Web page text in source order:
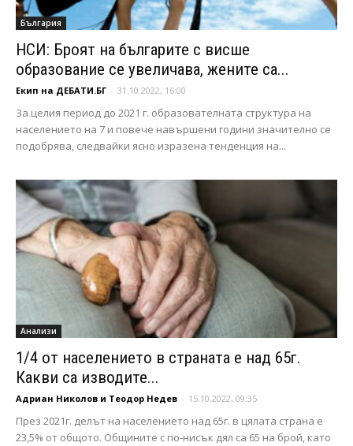
България
НСИ: Броят на българите с висше
образование се увеличава, жените са...
Екип на ДЕБАТИ.БГ - 31.10.2022, 16:00
За целия период до 2021 г. образователната структура на
населението на 7 и повече навършени години значително се
подобрява, следвайки ясно изразена тенденция на...
Анализи
1/4 от населението в страната е над 65г.
Какви са изводите...
Адриан Николов и Теодор Недев - 15.10.2022, 09:35
През 2021г. делът на населението над 65г. в цялата страна е
23,5% от общото. Общините с по-нисък дял са 65 на брой, като